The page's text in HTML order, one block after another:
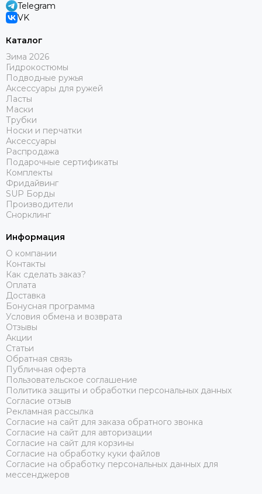
Telegram
VK
Каталог
Зима 2026
Гидрокостюмы
Подводные ружья
Аксессуары для ружей
Ласты
Маски
Трубки
Носки и перчатки
Аксессуары
Распродажа
Подарочные сертификаты
Комплекты
Фридайвинг
SUP Борды
Производители
Снорклинг
Информация
О компании
Контакты
Как сделать заказ?
Оплата
Доставка
Бонусная программа
Условия обмена и возврата
Отзывы
Акции
Статьи
Обратная связь
Публичная оферта
Пользовательское соглашение
Политика защиты и обработки персональных данных
Согласие отзыв
Рекламная рассылка
Согласие на сайт для заказа обратного звонка
Согласие на сайт для авторизации
Согласие на сайт для корзины
Согласие на обработку куки файлов
Согласие на обработку персональных данных для
мессенджеров